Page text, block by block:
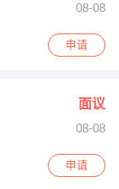
08-08
申请
面议
08-08
申请